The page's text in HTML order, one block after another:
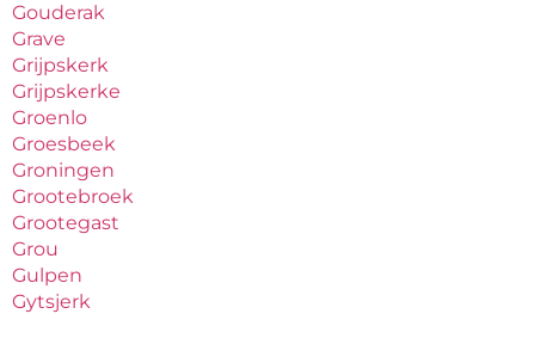
Gouderak
Grave
Grijpskerk
Grijpskerke
Groenlo
Groesbeek
Groningen
Grootebroek
Grootegast
Grou
Gulpen
Gytsjerk